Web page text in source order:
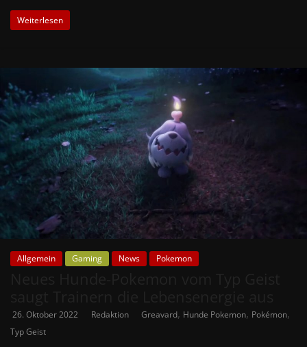
Weiterlesen
Allgemein Gaming News Pokemon
26. Oktober 2022 Redaktion Greavard, Hunde Pokemon, Pokémon,
Typ Geist